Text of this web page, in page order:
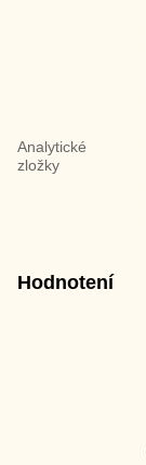
Analytické
zložky
Hodnotení